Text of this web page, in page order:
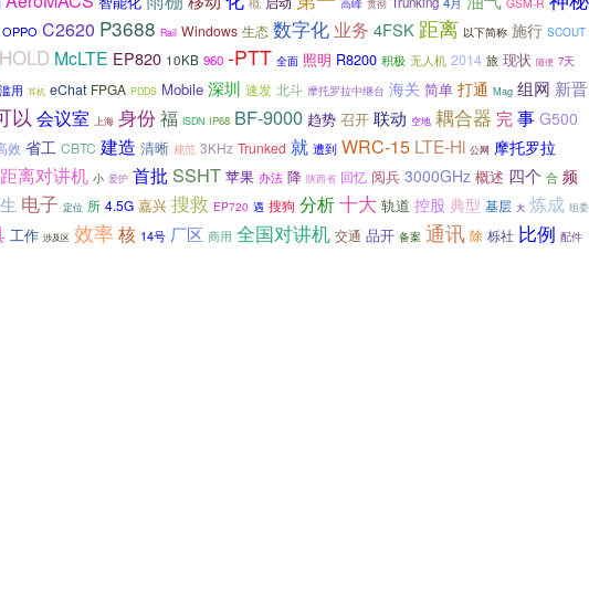
高峰 贯彻
OPPO C2620 P3688 Rail Windows 生态 数字化 业务 4FSK 距离 以下简称 施行 SCOUT
HOLD McLTE EP820 10KB 960 -PTT 全面 照明 R8200 积极 无人机 2014 旅 现状 随便 7天
滥用 耳机 eChat FPGA PDDS Mobile 深圳 速发 北斗 摩托罗拉中继台 海关 简单 打通 Mag 组网 新晋
以 会议室 上海 身份福 ISDN IP68 BF-9000 趋势 召开 联动 空地 耦合器 完事 G500
效 省工 CBTC 建造 清晰 规范 3KHz Trunked 就 遭到 WRC-15 LTE-Hi 公网 摩托罗拉
离对讲机 小 爱护 首批 SSHT 苹果 办法 降 陕西省 回忆 阅兵 3000GHz 概述 四个 合 频
电子 定位 所 4.5G 嘉兴 搜救 EP720 遇 搜狗 分析十大 轨道 控股 典型 基层 大 炼成 组委
工作 涉及区 效率核 14号 厂区 商用 全国对讲机 交通 品开 备案 通讯 除 栎社 比例 配件